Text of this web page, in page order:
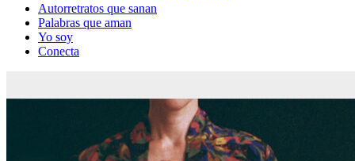
Autorretratos que sanan
Palabras que aman
Yo soy
Conecta